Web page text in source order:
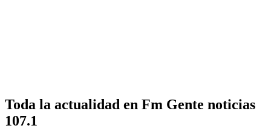
Toda la actualidad en Fm Gente noticias
107.1